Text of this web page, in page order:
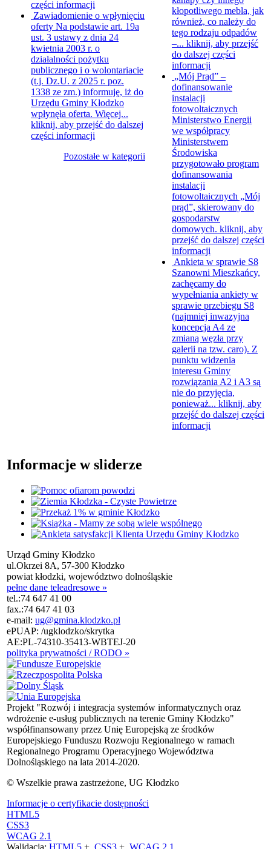
części informacji
Zawiadomienie o wpłynięciu
oferty Na podstawie art. 19a
ust. 3 ustawy z dnia 24
kwietnia 2003 r. o
działalności pożytku
publicznego i o wolontariacie
(t.j. Dz.U. z 2025 r. poz.
1338 ze zm.) informuję, iż do
Urzędu Gminy Kłodzko
wpłynęła oferta. Więcej...
kliknij, aby przejść do dalszej
części informacji
Pozostałe w kategorii
kłopotliwego mebla, jak
również, co należy do
tego rodzaju odpadów
–... kliknij, aby przejść
do dalszej części
informacji
„Mój Prąd” –
dofinansowanie
instalacji
fotowoltaicznych
Ministerstwo Energii
we współpracy
Ministerstwem
Środowiska
przygotowało program
dofinansowania
instalacji
fotowoltaicznych „Mój
prąd”, skierowany do
gospodarstw
domowych. kliknij, aby
przejść do dalszej części
informacji
Ankieta w sprawie S8
Szanowni Mieszkańcy,
zachęcamy do
wypełniania ankiety w
sprawie przebiegu S8
(najmniej inwazyjna
koncepcja A4 ze
zmianą węzła przy
galerii na tzw. caro). Z
punktu widzenia
interesu Gminy
rozwiązania A2 i A3 są
nie do przyjęcia,
ponieważ... kliknij, aby
przejść do dalszej części
informacji
Informacje w sliderze
Urząd Gminy Kłodzko
ul.Okrzei 8A, 57-300 Kłodzko
powiat kłodzki, województwo dolnośląskie
pełne dane teleadresowe »
tel.:74 647 41 00
fax.:74 647 41 03
e-mail: ug@gmina.klodzko.pl
ePUAP: /ugklodzko/skrytka
AE:PL-74310-35413-WBTEJ-20
polityka prywatności / RODO »
Projekt "Rozwój i integracja systemów informatycznych oraz
wdrożenie e-usług publicznych na terenie Gminy Kłodzko"
współfinansowany przez Unię Europejską ze środków
Europejskiego Funduszu Rozwoju Regionalnego w ramach
Regionalnego Programu Operacyjnego Województwa
Dolnośląskiego na lata 2014-2020.
© Wszelkie prawa zastrzeżone, UG Kłodzko
Informacje o certyfikacie dostępności
HTML5
CSS3
WCAG 2.1
Walidacja: HTML5 + CSS3 + WCAG 2.1